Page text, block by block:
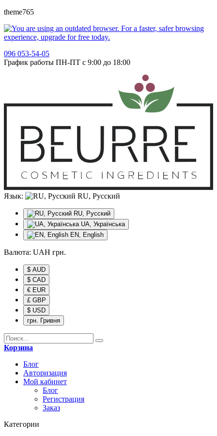
theme765
096 053-54-05
График работы ПН-ПТ с 9:00 до 18:00
Язык: RU, Русский
RU, Русский
UA, Українська
EN, English
Валюта: UAH грн.
$ AUD
$ CAD
€ EUR
£ GBP
$ USD
грн. Гривня
Корзина
Блог
Авторизация
Мой кабинет
Блог
Регистрация
Заказ
Категории